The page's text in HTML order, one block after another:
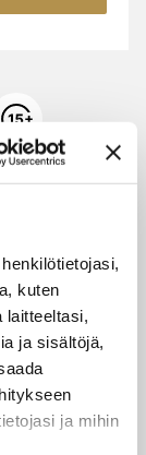
kuten
laitteeltasi,
ja sisältöjä,
ja mihin
VUODEN